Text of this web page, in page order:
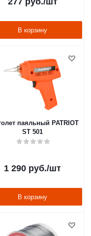
В корзину
паяльный PATRIOT
ST 501
1 290 руб./шт
В корзину